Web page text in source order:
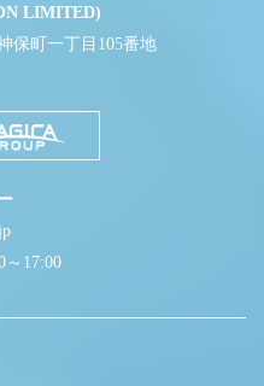
LIMITED)
保町一丁目105番地
～17:00